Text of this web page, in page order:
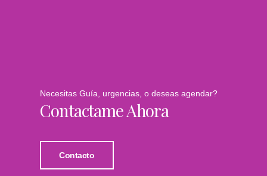
Necesitas Guía, urgencias, o deseas agendar?
Contactame Ahora
Contacto